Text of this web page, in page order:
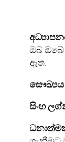
ඔබ
ඇත.
සිංහ